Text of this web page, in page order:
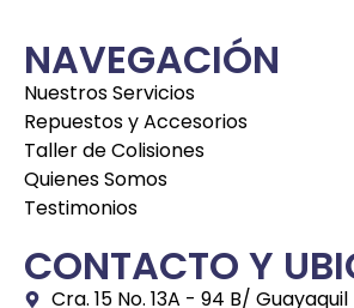
NAVEGACIÓN
Nuestros Servicios
Repuestos y Accesorios
Taller de Colisiones
Quienes Somos
Testimonios
CONTACTO Y
Cra. 15 No. 13A - 94 B/ Guayaquil